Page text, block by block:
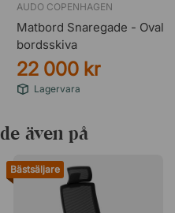
AUDO COPENHAGEN
Matbord Snaregade - Oval
bordsskiva
22 000 kr
Lagervara
även på
Bästsäljare